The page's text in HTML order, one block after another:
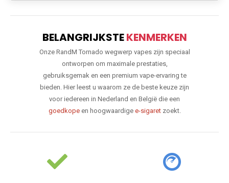
BELANGRIJKSTEKENMERKEN
Onze RandM Tornado wegwerp vapes zijn speciaal
ontworpen om maximale prestaties,
gebruiksgemak en een premium vape-ervaring te
bieden. Hier leest u waarom ze de beste keuze zijn
voor iedereen in Nederland en België die een
goedkopeen hoogwaardige e-sigaretzoekt.